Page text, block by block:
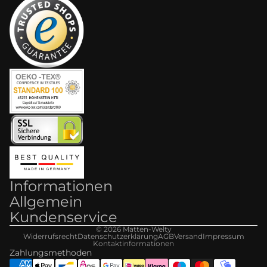
Informationen
Allgemein
Kundenservice
© 2026Matten-Welty
WiderrufsrechtDatenschutzerklärungAGBVersandImpressum
Kontaktinformationen
Zahlungsmethoden